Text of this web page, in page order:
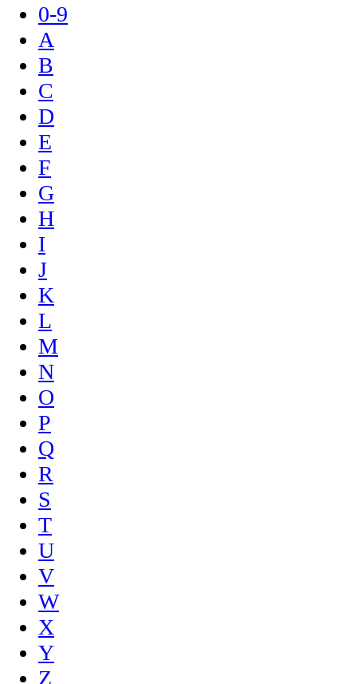
0-9
A
B
C
D
E
F
G
H
I
J
K
L
M
N
O
P
Q
R
S
T
U
V
W
X
Y
Z